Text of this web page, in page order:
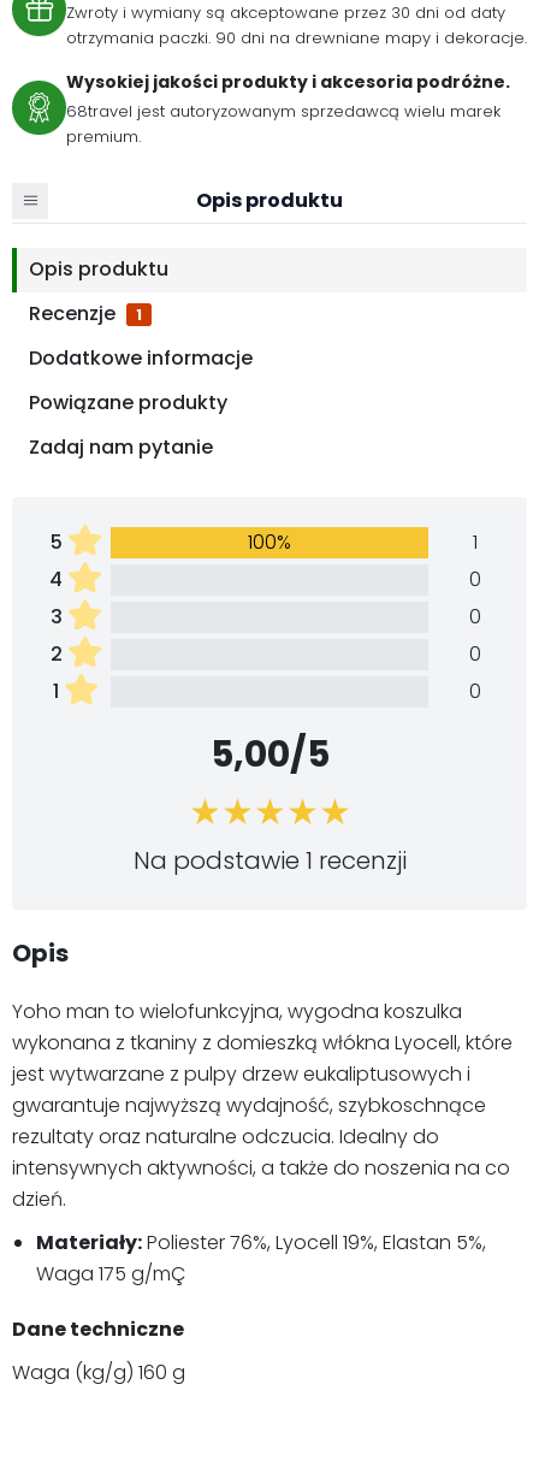
Zwroty i wymiany są akceptowane przez 30 dni od daty
otrzymania paczki. 90 dni na drewniane mapy i dekoracje.
Wysokiej jakości produkty i akcesoria podróżne.
68travel jest autoryzowanym sprzedawcą wielu marek
premium.
Opis produktu
Opis produktu
Recenzje
1
Dodatkowe informacje
Powiązane produkty
Zadaj nam pytanie
5 100%
1
4
0
3
0
2
0
1
0
5,00/5
Na podstawie 1 recenzji
Opis
Yoho man to wielofunkcyjna, wygodna koszulka
wykonana z tkaniny z domieszką włókna Lyocell, które
jest wytwarzane z pulpy drzew eukaliptusowych i
gwarantuje najwyższą wydajność, szybkoschnące
rezultaty oraz naturalne odczucia. Idealny do
intensywnych aktywności, a także do noszenia na co
dzień.
Materiały:Poliester 76%, Lyocell 19%, Elastan 5%,
Waga 175 g/mÇ
Dane techniczne
Waga (kg/g) 160 g